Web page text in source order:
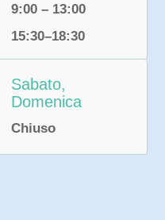
9:00 – 13:00
15:30–18:30
Sabato,
Domenica
Chiuso